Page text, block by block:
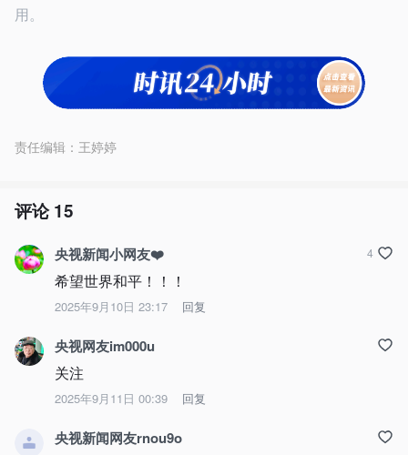
用。
责任编辑： 王婷婷
评论15
央视新闻小网友❤️
希望世界和平！！！
2025年9月10日 23:17 回复
4
央视网友im000u
关注
2025年9月11日 00:39 回复
央视新闻网友rnou9o